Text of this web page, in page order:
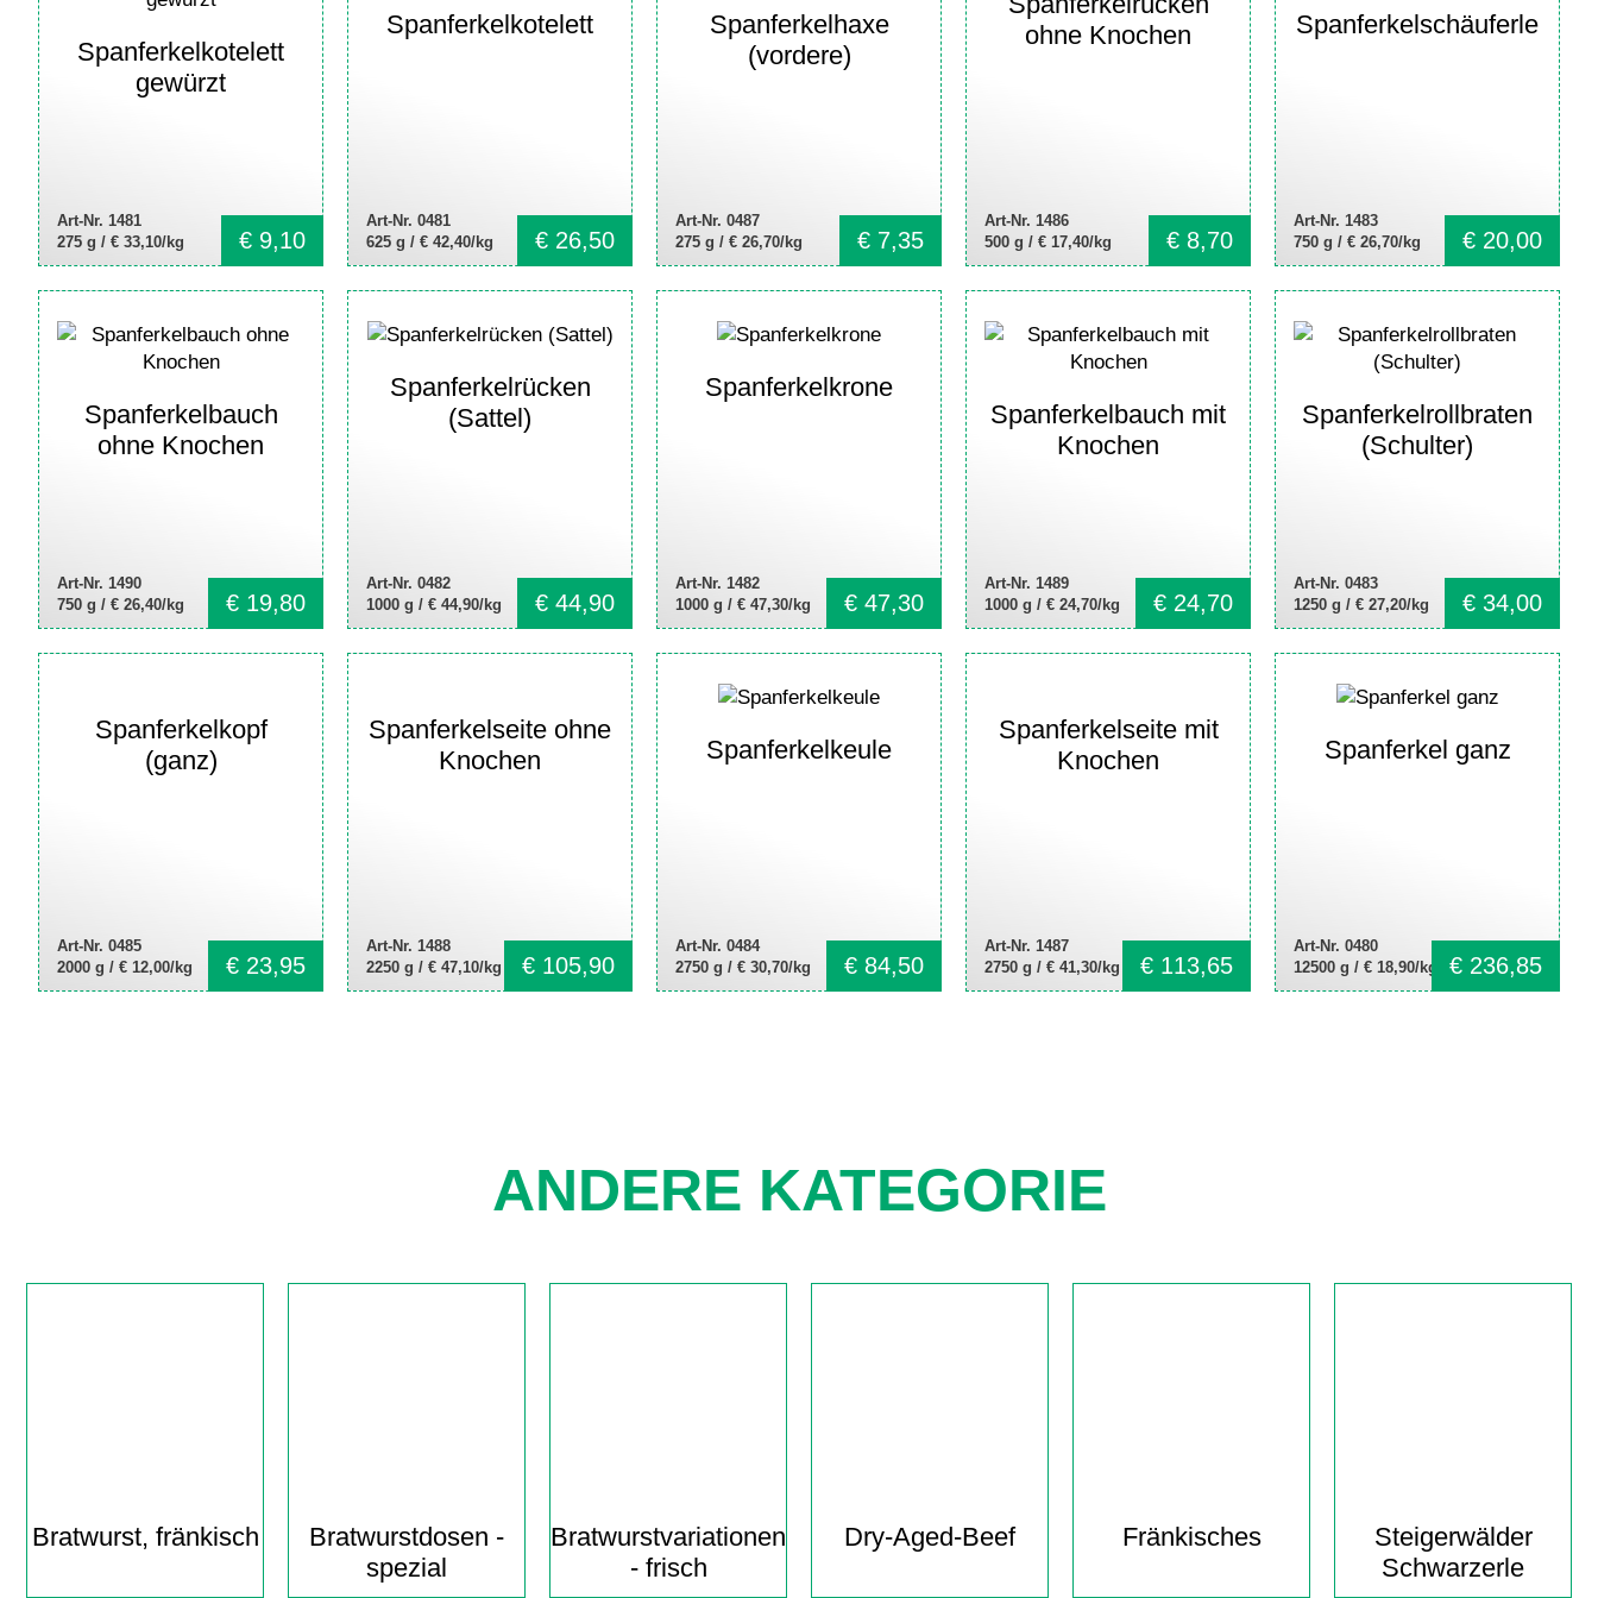
Spanferkelkotelett
gewürzt
Art-Nr. 1481
275 g / € 33,10/kg € 9,10
Spanferkelkotelett
Art-Nr. 0481
625 g / € 42,40/kg € 26,50
Spanferkelhaxe
(vordere)
Art-Nr. 0487
275 g / € 26,70/kg € 7,35
ohne Knochen
Art-Nr. 1486
500 g / € 17,40/kg € 8,70
Spanferkelschäuferle
Art-Nr. 1483
750 g / € 26,70/kg € 20,00
Spanferkelbauch
ohne Knochen
Art-Nr. 1490
750 g / € 26,40/kg € 19,80
Spanferkelrücken
(Sattel)
Art-Nr. 0482
1000 g / € 44,90/kg € 44,90
Spanferkelkrone
Art-Nr. 1482
1000 g / € 47,30/kg € 47,30
Spanferkelbauch mit
Knochen
Art-Nr. 1489
1000 g / € 24,70/kg € 24,70
Spanferkelrollbraten
(Schulter)
Art-Nr. 0483
1250 g / € 27,20/kg € 34,00
Spanferkelkopf
(ganz)
Art-Nr. 0485
2000 g / € 12,00/kg € 23,95
Spanferkelseite ohne
Knochen
Art-Nr. 1488
2250 g / € 47,10/kg € 105,90
Spanferkelkeule
Art-Nr. 0484
2750 g / € 30,70/kg € 84,50
Spanferkelseite mit
Knochen
Art-Nr. 1487
2750 g / € 41,30/kg € 113,65
Spanferkel ganz
Art-Nr. 0480
12500 g / € 18,90/kg € 236,85
ANDERE KATEGORIE
Navigation
Bratwurst, fränkisch
Bratwurst­dosen -
spezial
Bratwurst­variationen
- frisch
Dry-Aged-Beef Fränkisches
Steigerwälder
Schwarzerle